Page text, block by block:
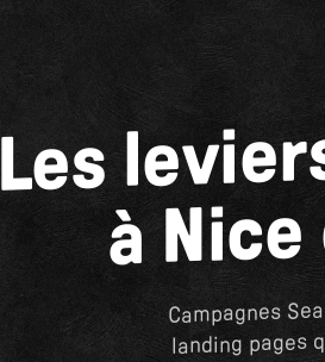
Les
à
Campagnes
landing pages